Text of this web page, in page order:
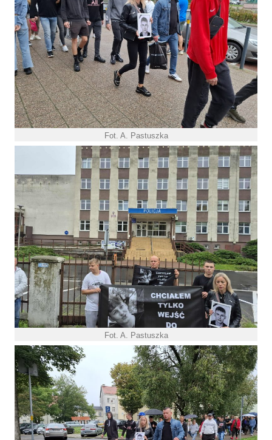
Fot. A. Pastuszka
Fot. A. Pastuszka